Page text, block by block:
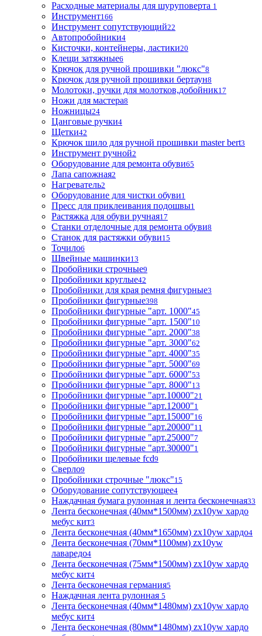
Расходные материалы для шуруповерта 1
Инструмент166
Инструмент сопутствующий22
Автопробойники4
Кисточки, контейнеры, ластики20
Клещи затяжные6
Крючок для ручной прошивки "люкс"8
Крючок для ручной прошивки бертаун8
Молотоки, ручки для молотков,добойник17
Ножи для мастера8
Ножницы24
Цанговые ручки4
Щетки42
Крючок шило для ручной прошивки master bert3
Инструмент ручной2
Оборудование для ремонта обуви65
Лапа сапожная2
Нагреватель2
Оборудование для чистки обуви1
Пресс для приклеивания подошвы1
Растяжка для обуви ручная17
Станки отделочные для ремонта обуви8
Станок для растяжки обуви15
Точило6
Швейные машинки13
Пробойники строчные9
Пробойники круглые42
Пробойники для края ремня фигурные3
Пробойники фигурные398
Пробойники фигурные "арт. 1000"45
Пробойники фигурные "арт. 1500"10
Пробойники фигурные "арт. 2000"38
Пробойники фигурные "арт. 3000"62
Пробойники фигурные "арт. 4000"35
Пробойники фигурные "арт. 5000"69
Пробойники фигурные "арт. 6000"53
Пробойники фигурные "арт. 8000"13
Пробойники фигурные "арт.10000"21
Пробойники фигурные "арт.12000"1
Пробойники фигурные "арт.15000"16
Пробойники фигурные "арт.20000"11
Пробойники фигурные "арт.25000"7
Пробойники фигурные "арт.30000"1
Пробойники щелевые fcd9
Сверло9
Пробойники строчные "люкс"15
Оборудование сопутствующее4
Наждачная бумага рулонная и лента бесконечная33
Лента бесконечная (40мм*1500мм) zx10yw хардо
мебус кит3
Лента бесконечная (40мм*1650мм) zx10yw хардо4
Лента бесконечная (70мм*1100мм) zx10yw
лаваредо4
Лента бесконечная (75мм*1500мм) zx10yw хардо
мебус кит4
Лента бесконечная германия5
Наждачная лента рулонная 5
Лента бесконечная (40мм*1480мм) zx10yw хардо
мебус кит4
Лента бесконечная (80мм*1480мм) zx10yw хардо